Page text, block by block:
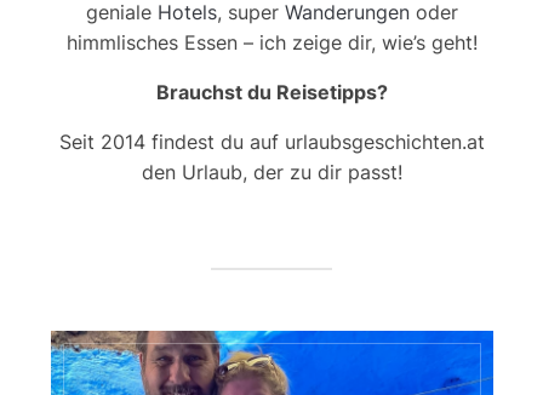
geniale Hotels, super Wanderungenoder
himmlisches Essen – ich zeige dir, wie’s geht!
Brauchst du Reisetipps?
Seit 2014 findest du auf urlaubsgeschichten.at
den Urlaub, der zu dir passt!